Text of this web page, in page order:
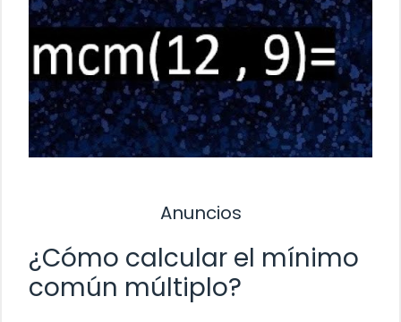
Anuncios
¿Cómo calcular el mínimo
común múltiplo?